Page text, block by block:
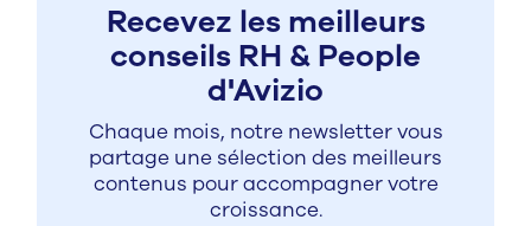
Recevez les meilleurs
conseils RH & People
d'Avizio
Chaque mois, notre newsletter vous
partage une sélection des meilleurs
contenus pour accompagner votre
croissance.